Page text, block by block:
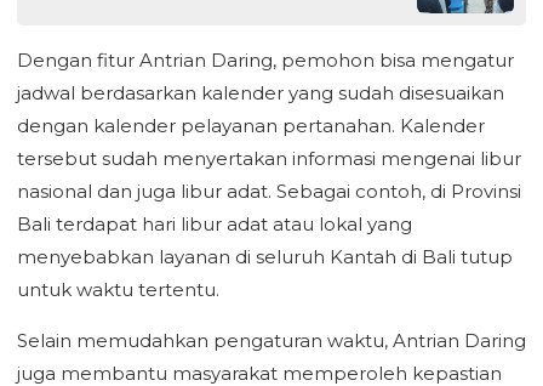
Dengan fitur Antrian Daring, pemohon bisa mengatur
jadwal berdasarkan kalender yang sudah disesuaikan
dengan kalender pelayanan pertanahan. Kalender
tersebut sudah menyertakan informasi mengenai libur
nasional dan juga libur adat. Sebagai contoh, di Provinsi
Bali terdapat hari libur adat atau lokal yang
menyebabkan layanan di seluruh Kantah di Bali tutup
untuk waktu tertentu.
Selain memudahkan pengaturan waktu, Antrian Daring
juga membantu masyarakat memperoleh kepastian